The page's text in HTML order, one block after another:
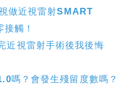
做近視雷射SMART
觸！
近視雷射手術後我後悔
嗎？會發生殘留度數嗎？